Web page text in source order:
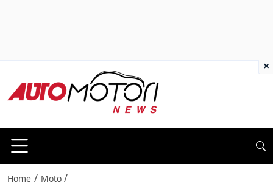
Home / Moto /
×